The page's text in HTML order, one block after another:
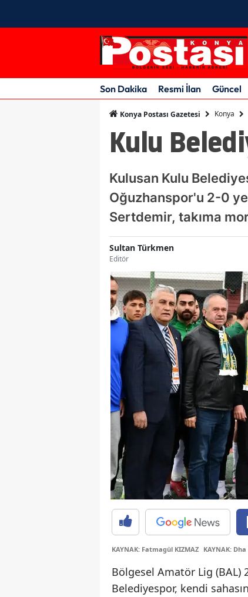
Son Dakika Resmi İlan Güncel
Konya Postası Gazetesi Konya
Kulu
Kulusan Kulu
Oğuzhanspor'u 2-0
Sertdemir, takıma
Sultan Türkmen
Editör
KAYNAK: Fatmagül KIZMAZ KAYNAK: Dha
Bölgesel Amatör Lig (BAL)
Belediyespor, kendi